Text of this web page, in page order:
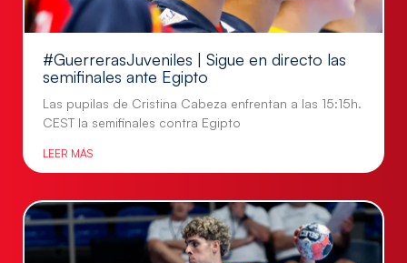
#GuerrerasJuveniles | Sigue en directo las
semifinales ante Egipto
Las pupilas de Cristina Cabeza enfrentan a las 15:15h.
CEST la semifinales contra Egipto
LEER MÁS